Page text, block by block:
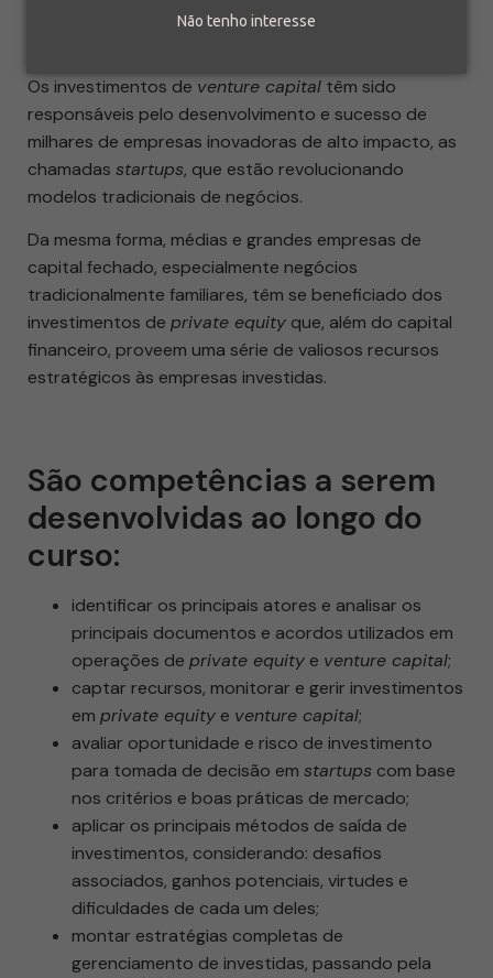
Não tenho interesse
Os investimentos de venture capital têm sido
responsáveis pelo desenvolvimento e sucesso de
milhares de empresas inovadoras de alto impacto, as
chamadas startups, que estão revolucionando
modelos tradicionais de negócios.
Da mesma forma, médias e grandes empresas de
capital fechado, especialmente negócios
tradicionalmente familiares, têm se beneficiado dos
investimentos de private equity que, além do capital
financeiro, proveem uma série de valiosos recursos
estratégicos às empresas investidas.
São competências a serem
desenvolvidas ao longo do
curso:
identificar os principais atores e analisar os
principais documentos e acordos utilizados em
operações de private equity e venture capital;
captar recursos, monitorar e gerir investimentos
em private equity e venture capital;
avaliar oportunidade e risco de investimento
para tomada de decisão em startups com base
nos critérios e boas práticas de mercado;
aplicar os principais métodos de saída de
investimentos, considerando: desafios
associados, ganhos potenciais, virtudes e
dificuldades de cada um deles;
montar estratégias completas de
gerenciamento de investidas, passando pela